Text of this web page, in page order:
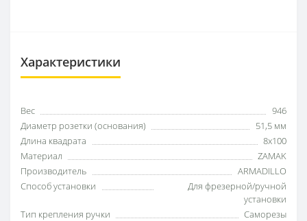
Характеристики
Вес
946
Диаметр розетки (основания)
51,5 мм
Длина квадрата
8x100
Материал
ZAMAK
Производитель
ARMADILLO
Способ установки
Для фрезерной/ручной
установки
Тип крепления ручки
Саморезы